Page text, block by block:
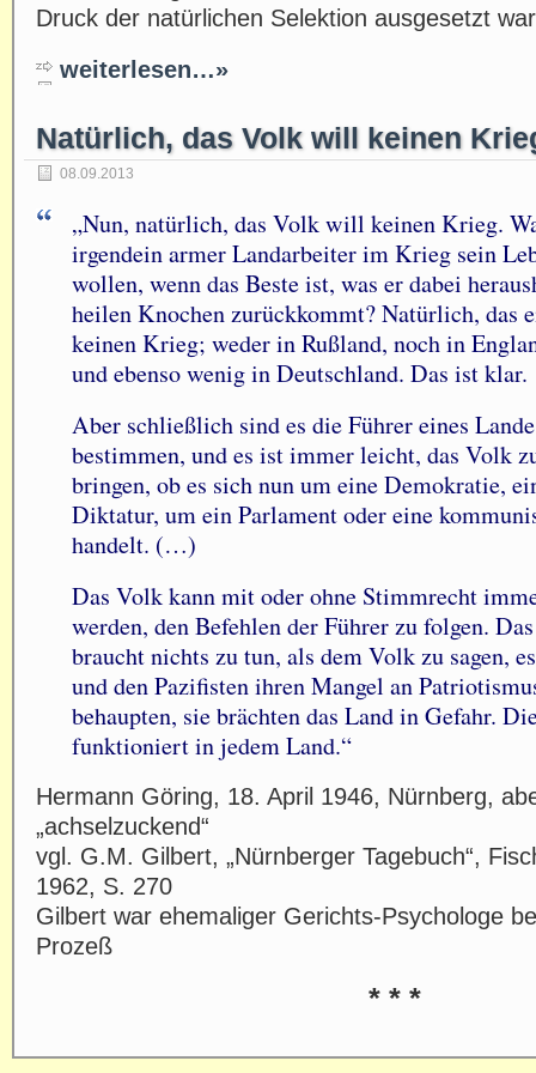
Druck der natürlichen Selektion ausgesetzt
weiterlesen…»
Natürlich, das Volk will keinen
08.09.2013
„Nun, natürlich, das Volk will keinen Krieg.
irgendein armer Landarbeiter im Krieg sein
wollen, wenn das Beste ist, was er dabei
heilen Knochen zurückkommt? Natürlich, das
keinen Krieg; weder in Rußland, noch in
und ebenso wenig in Deutschland. Das ist klar.
Aber schließlich sind es die Führer eines
bestimmen, und es ist immer leicht, das Volk
bringen, ob es sich nun um eine Demokratie,
Diktatur, um ein Parlament oder eine
handelt. (…)
Das Volk kann mit oder ohne Stimmrecht
werden, den Befehlen der Führer zu folgen.
braucht nichts zu tun, als dem Volk zu sagen,
und den Pazifisten ihren Mangel an
behaupten, sie brächten das Land in Gefahr.
funktioniert in jedem Land.“
Hermann Göring, 18. April 1946, Nürnberg,
„achselzuckend“
vgl. G.M. Gilbert, „Nürnberger Tagebuch“,
1962, S. 270
Gilbert war ehemaliger Gerichts-Psychologe
Prozeß
* * *